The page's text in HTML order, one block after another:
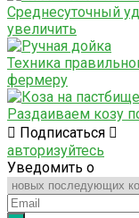
Среднесуточный
увеличить
Техника
фермеру
Раздаиваем козу
Подписаться
авторизуйтесь
Уведомить о